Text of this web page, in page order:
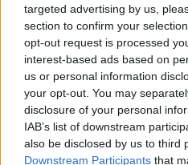
targeted advertising by us,
section to confirm your
opt-out request is processed
interest-based ads based on
us or personal information
your opt-out. You may
disclosure of your personal
IAB’s list of downstream
also be disclosed by us to third
Downstream Participants that
SOMMA LOMBARDO
OSS Week Mezzana
date e
settembre